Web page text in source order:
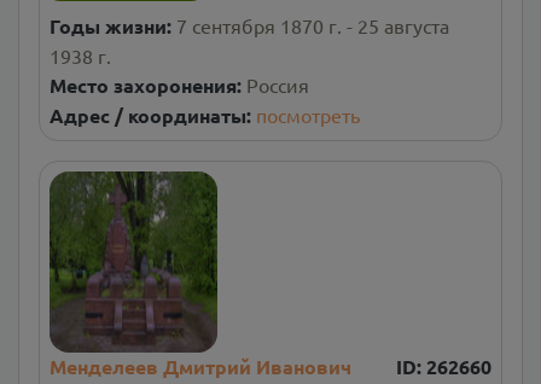
Годы жизни: 7 сентября 1870 г. - 25 августа
1938 г.
Место захоронения: Россия
Адрес / координаты: посмотреть
Менделеев Дмитрий Иванович ID: 262660